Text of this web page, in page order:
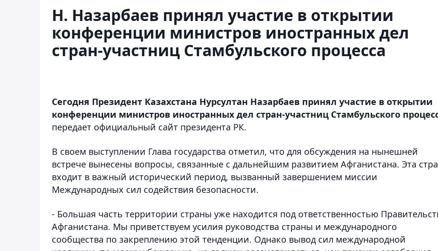
Н. Назарбаев принял участие в открытии
конференции министров иностранных дел
стран-участниц Стамбульского процесса
Сегодня Президент Казахстана Нурсултан Назарбаев принял участие в открытии
конференции министров иностранных дел стран-участниц Стамбульского
передает официальный сайт президента РК.
В своем выступлении Глава государства отметил, что для обсуждения на нынешней
встрече вынесены вопросы, связанные с дальнейшим развитием Афганистана. Эта
входит в важный исторический период, вызванный завершением миссии
Международных сил содействия безопасности.
- Большая часть территории страны уже находится под ответственностью
Афганистана. Мы приветствуем усилия руководства страны и международного
сообщества по закреплению этой тенденции. Однако вывод сил международной